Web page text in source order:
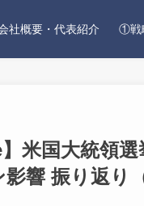
社概要・代表紹介 ①戦
】米国大統領
影響 振り返